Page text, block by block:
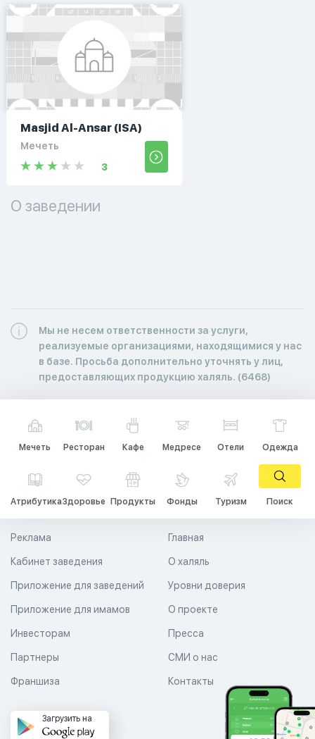
Masjid Al-Ansar (ISA)
Мечеть
3
О заведении
Мы не несем ответственности за услуги,
реализуемые организациями, находящимися у нас
в базе. Просьба дополнительно уточнять у лиц,
предоставляющих продукцию халяль. (6468)
Мечеть Ресторан Кафе Медресе Отели Одежда
АтрибутикаЗдоровье Продукты Фонды Туризм Поиск
Главная
О халяль
Уровни доверия
Реклама
Кабинет заведения
Приложение для заведений
Приложение для имамов О проекте
Пресса
СМИ о нас
Контакты
Инвесторам
Партнеры
Франшиза
Загрузить на